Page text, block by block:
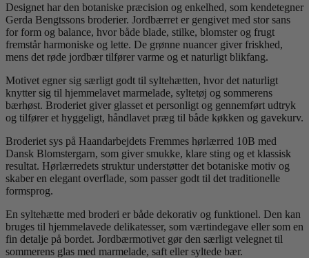
Designet har den botaniske præcision og enkelhed, som kendetegner
Gerda Bengtssons broderier. Jordbærret er gengivet med stor sans
for form og balance, hvor både blade, stilke, blomster og frugt
fremstår harmoniske og lette. De grønne nuancer giver friskhed,
mens det røde jordbær tilfører varme og et naturligt blikfang.
Motivet egner sig særligt godt til syltehætten, hvor det naturligt
knytter sig til hjemmelavet marmelade, syltetøj og sommerens
bærhøst. Broderiet giver glasset et personligt og gennemført udtryk
og tilfører et hyggeligt, håndlavet præg til både køkken og gavekurv.
Broderiet sys på Haandarbejdets Fremmes hørlærred 10B med
Dansk Blomstergarn, som giver smukke, klare sting og et klassisk
resultat. Hørlærredets struktur understøtter det botaniske motiv og
skaber en elegant overflade, som passer godt til det traditionelle
formsprog.
En syltehætte med broderi er både dekorativ og funktionel. Den kan
bruges til hjemmelavede delikatesser, som værtindegave eller som en
fin detalje på bordet. Jordbærmotivet gør den særligt velegnet til
sommerens glas med marmelade, saft eller syltede bær.